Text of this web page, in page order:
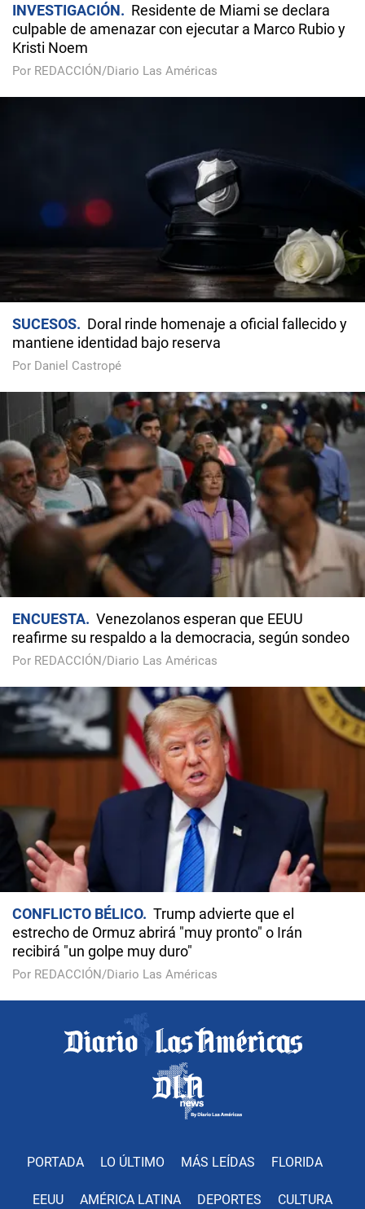
INVESTIGACIÓN
Residente de Miami se declara
culpable de amenazar con ejecutar a Marco Rubio y
Kristi Noem
Por REDACCIÓN/Diario Las Américas
SUCESOS
Doral rinde homenaje a oficial fallecido y
mantiene identidad bajo reserva
Por Daniel Castropé
ENCUESTA
Venezolanos esperan que EEUU
reafirme su respaldo a la democracia, según sondeo
Por REDACCIÓN/Diario Las Américas
CONFLICTO BÉLICO
Trump advierte que el
estrecho de Ormuz abrirá "muy pronto" o Irán
recibirá "un golpe muy duro"
Por REDACCIÓN/Diario Las Américas
PORTADA LO ÚLTIMO MÁS LEÍDAS FLORIDA
EEUU AMÉRICA LATINA DEPORTES CULTURA